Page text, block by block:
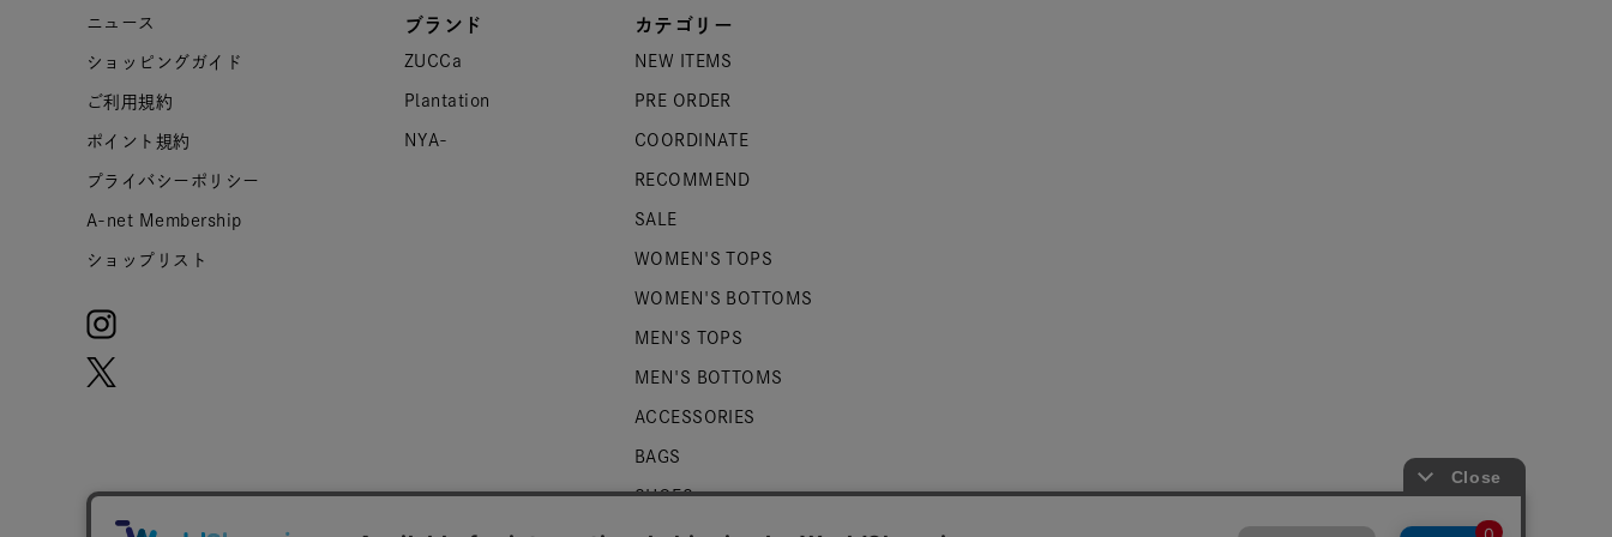
ニュース
ショッピングガイド
ご利用規約
ポイント規約
プライバシーポリシー
A-net Membership
ショップリスト
ブランド
ZUCCa
Plantation
NYA-
カテゴリー
NEW ITEMS
PRE ORDER
COORDINATE
RECOMMEND
SALE
WOMEN'S TOPS
WOMEN'S BOTTOMS
MEN'S TOPS
MEN'S BOTTOMS
ACCESSORIES
BAGS
SHOES